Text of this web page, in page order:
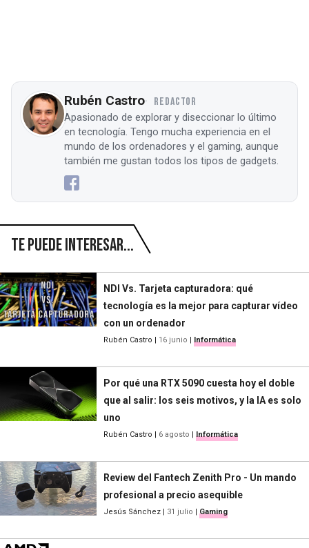
Rubén Castro REDACTOR
Apasionado de explorar y diseccionar lo último
en tecnología. Tengo mucha experiencia en el
mundo de los ordenadores y el gaming, aunque
también me gustan todos los tipos de gadgets.
Te puede interesar...
NDI Vs. Tarjeta capturadora: qué
tecnología es la mejor para capturar vídeo
con un ordenador
Rubén Castro | 16 junio | Informática
Por qué una RTX 5090 cuesta hoy el doble
que al salir: los seis motivos, y la IA es solo
uno
Rubén Castro | 6 agosto | Informática
Review del Fantech Zenith Pro - Un mando
profesional a precio asequible
Jesús Sánchez | 31 julio | Gaming